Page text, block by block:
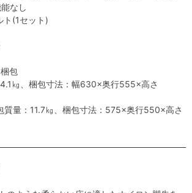
なし
(1セット)
包
㎏、梱包寸法：幅630×奥行555×高さ
量：11.7㎏、梱包寸法：575×奥行550×高さ